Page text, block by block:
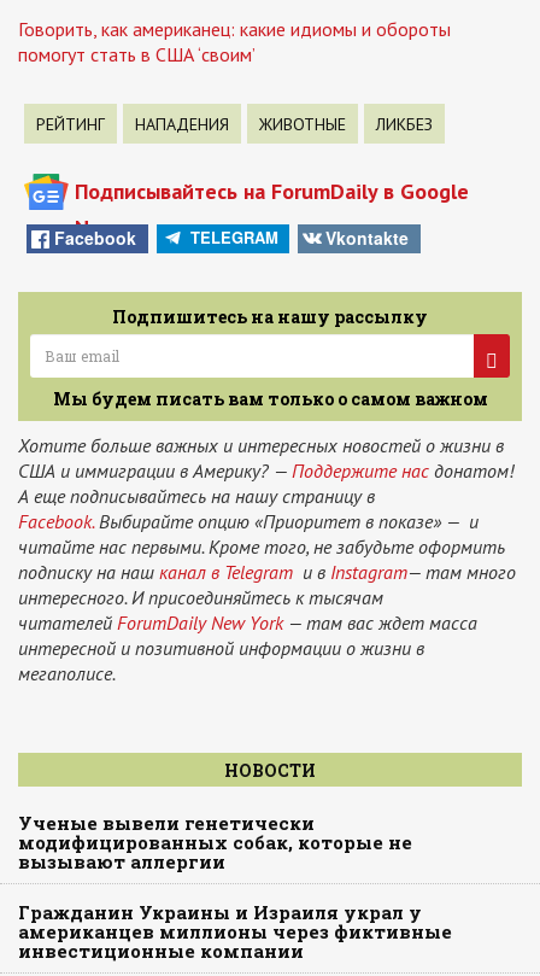
Говорить, как американец: какие идиомы и обороты
помогут стать в США ‘своим’
РЕЙТИНГ НАПАДЕНИЯ ЖИВОТНЫЕ ЛИКБЕЗ
Подписывайтесь на ForumDaily в Google
News
Facebook TELEGRAM Vkontakte
Подпишитесь на нашу рассылку
Мы будем писать вам только о самом важном
Хотите больше важных и интересных новостей о жизни в
США и иммиграции в Америку? — Поддержите нас донатом!
А еще подписывайтесь на нашу страницу в
Facebook.Выбирайте опцию «Приоритет в показе» — и
читайте нас первыми. Кроме того, не забудьте оформить
подписку на наш канал в Telegram и в Instagram— там много
интересного. И присоединяйтесь к тысячам
читателей ForumDaily New York— там вас ждет масса
интересной и позитивной информации о жизни в
мегаполисе.
НОВОСТИ
Ученые вывели генетически
модифицированных собак, которые не
вызывают аллергии
Гражданин Украины и Израиля украл у
американцев миллионы через фиктивные
инвестиционные компании